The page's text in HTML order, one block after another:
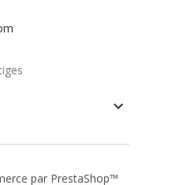

par PrestaShop™